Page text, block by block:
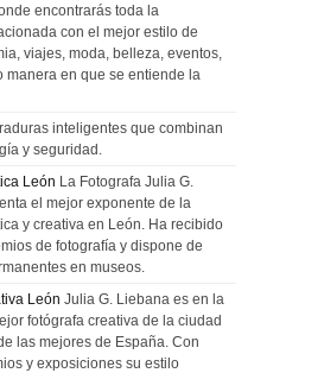
encontrarás toda la
con el mejor estilo de
viajes, moda, belleza, eventos,
manera en que se entiende la
inteligentes que combinan
y seguridad.
León La Fotografa Julia G.
el mejor exponente de la
y creativa en León. Ha recibido
de fotografía y dispone de
en museos.
León Julia G. Liebana es en la
fotógrafa creativa de la ciudad
las mejores de España. Con
y exposiciones su estilo